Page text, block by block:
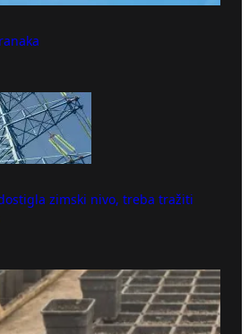
zimski nivo, treba tražiti